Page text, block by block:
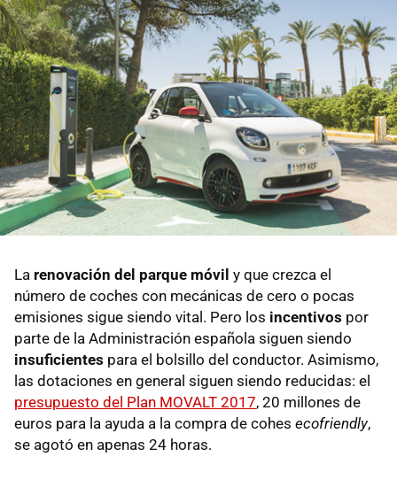
La renovación del parque móvil y que crezca el
número de coches con mecánicas de cero o pocas
emisiones sigue siendo vital. Pero los incentivos por
parte de la Administración española siguen siendo
insuficientes para el bolsillo del conductor. Asimismo,
las dotaciones en general siguen siendo reducidas: el
presupuesto del Plan MOVALT 2017, 20 millones de
euros para la ayuda a la compra de cohes ecofriendly,
se agotó en apenas 24 horas.